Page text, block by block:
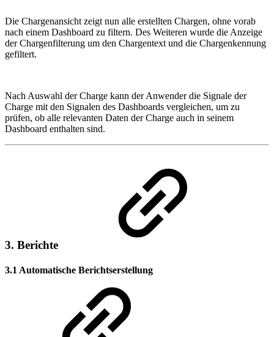
Die Chargenansicht zeigt nun alle erstellten Chargen, ohne vorab
nach einem Dashboard zu filtern. Des Weiteren wurde die Anzeige
der Chargenfilterung um den Chargentext und die Chargenkennung
gefiltert.
Nach Auswahl der Charge kann der Anwender die Signale der
Charge mit den Signalen des Dashboards vergleichen, um zu
prüfen, ob alle relevanten Daten der Charge auch in seinem
Dashboard enthalten sind.
3. Berichte
3.1 Automatische Berichtserstellung